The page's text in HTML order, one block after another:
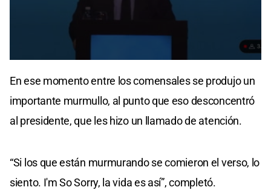
of
seconds
En ese momento entre los comensales se produjo un
importante murmullo, al punto que eso desconcentró
al presidente, que les hizo un llamado de atención.
“Si los que están murmurando se comieron el verso, lo
siento. I'm So Sorry, la vida es así”, completó.